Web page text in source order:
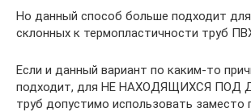
Но данный способ больше подходит
склонных к термопластичности труб
Если и данный вариант по каким-то
подходит, для НЕ НАХОДЯЩИХСЯ ПОД
труб допустимо использовать заместо